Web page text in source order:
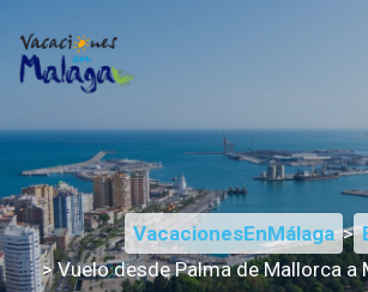
VacacionesEnMálaga >
> Vuelo desde Palma de Mallorca a